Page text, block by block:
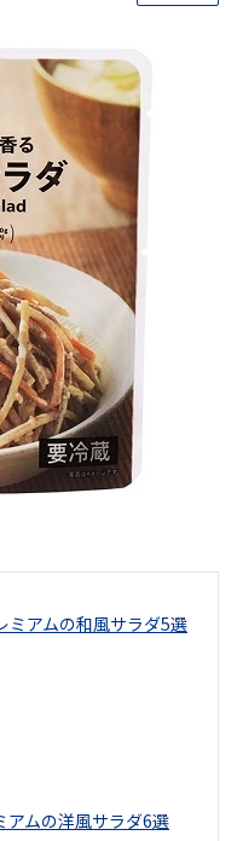
アムの和風サラダ5選
ムの洋風サラダ6選